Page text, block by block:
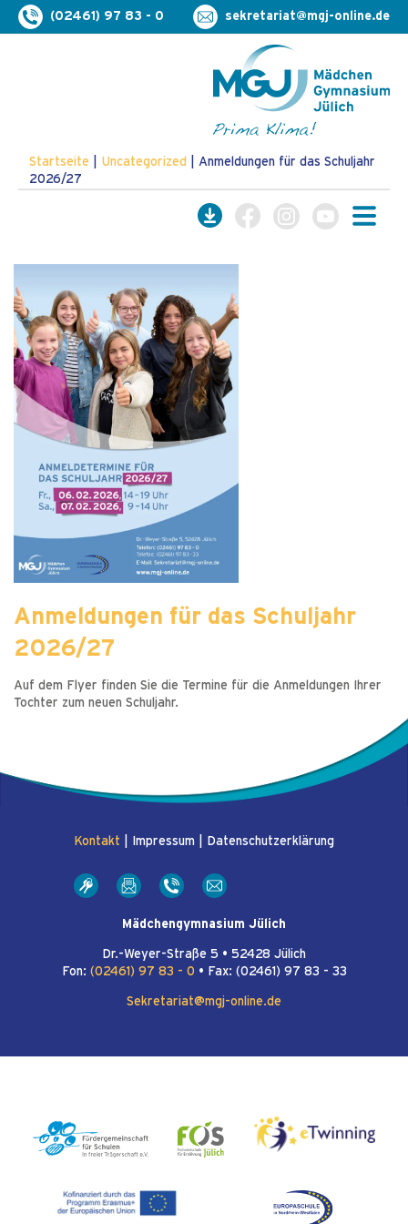
(02461) 97 83 - 0 sekretariat@mgj-online.de
Startseite Uncategorized
Anmeldungen für das Schuljahr
2026/27
Anmeldungen für das Schuljahr
2026/27
Auf dem Flyer finden Sie die Termine für die Anmeldungen Ihrer
Tochter zum neuen Schuljahr.
Kontakt Impressum Datenschutzerklärung
Mädchengymnasium Jülich
Dr.-Weyer-Straße 5 • 52428 Jülich
Fon: (02461) 97 83 - 0 • Fax: (02461) 97 83 - 33
Sekretariat@mgj-online.de